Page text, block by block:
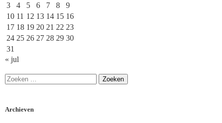
3
4 5 6 7 8
9
10 11 12 13 14 15 16
17 18 19 20 21 22 23
24 25 26 27 28 29 30
31
« jul
Archieven